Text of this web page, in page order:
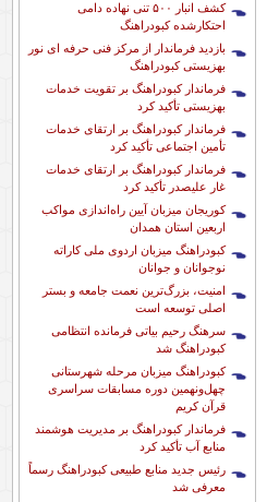
کشف انبار ۵۰۰ تنی نهاده دامی
احتکارشده کبودراهنگ
بازدید فرماندار از مرکز فنی حرفه ای نور
بهزیستی کبودراهنگ
فرماندار کبودراهنگ بر تقویت خدمات
بهزیستی تأکید کرد
فرماندار کبودراهنگ بر ارتقای خدمات
تأمین اجتماعی تأکید کرد
فرماندار کبودراهنگ بر ارتقای خدمات
غار علیصدر تأکید کرد
کوریجان میزبان آیین راه‌اندازی مواکب
اربعین استان همدان
کبودراهنگ میزبان اردوی ملی کاراته
نوجوانان و جوانان
امنیت، بزرگ‌ترین نعمت جامعه و بستر
اصلی توسعه است
سرهنگ رحیم بیاتی فرمانده انتظامی
کبودراهنگ شد
کبودراهنگ میزبان مرحله شهرستانی
چهل‌ونهمین دوره مسابقات سراسری
قرآن کریم
فرماندار کبودراهنگ بر مدیریت هوشمند
منابع آب تأکید کرد
رئیس جدید منابع طبیعی کبودراهنگ رسماً
معرفی شد